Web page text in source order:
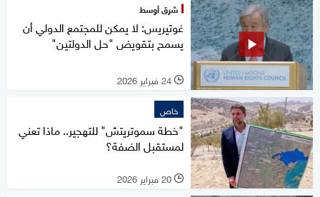
شرق أوسط
غوتيريس: لا يمكن للمجتمع الدولي أن
يسمح بتقويض "حل الدولتين"
l 24 فبراير 2026
خاص
"خطة سموتريتش" للتهجير.. ماذا تعني
لمستقبل الضفة؟
l 20 فبراير 2026